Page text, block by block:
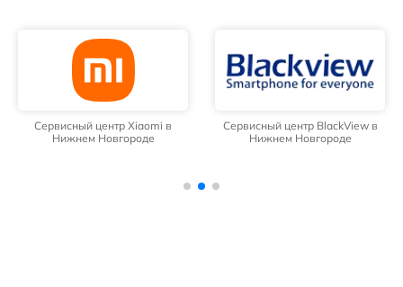
Сервисный центр Xiaomi в
Нижнем Новгороде
Сервисный центр BlackView в
Нижнем Новгороде